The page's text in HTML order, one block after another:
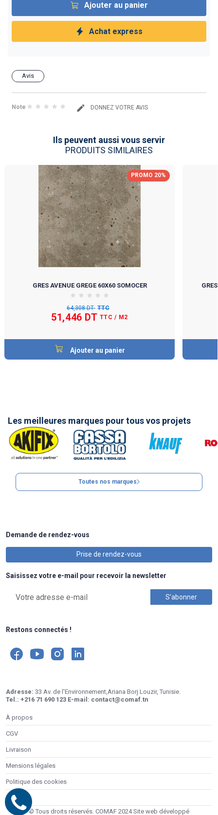
Ajouter au panier
Achat express
Avis
Note DONNEZ VOTRE AVIS
Ils peuvent aussi vous servir
PRODUITS SIMILAIRES
PROMO 20%
GRES AVENUE GREGE 60X60 SOMOCER
64,308 DT TTC
51,446 DT TTC / M2
Ajouter au panier
Les meilleures marques pour tous vos projets
Toutes nos marques
Demande de rendez-vous
Prise de rendez-vous
Saisissez votre e-mail pour recevoir la newsletter
Restons connectés !
Adresse: 33 Av. de l'Environnement,Ariana Borj Louzir, Tunisie.
Tel.: +216 71 690 123 E-mail: contact@comaf.tn
À propos
CGV
Livraison
Mensions légales
Politique des cookies
Contacts
© Tous droits réservés. COMAF 2024 Site web développé